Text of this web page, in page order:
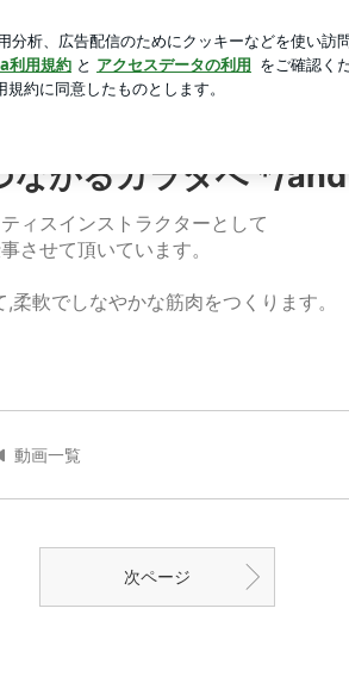
ロ
ながるカラダへ */
ィスインストラクターとして
させて頂いています。
柔軟でしなやかな筋肉をつくります。
動画一覧
次ページ